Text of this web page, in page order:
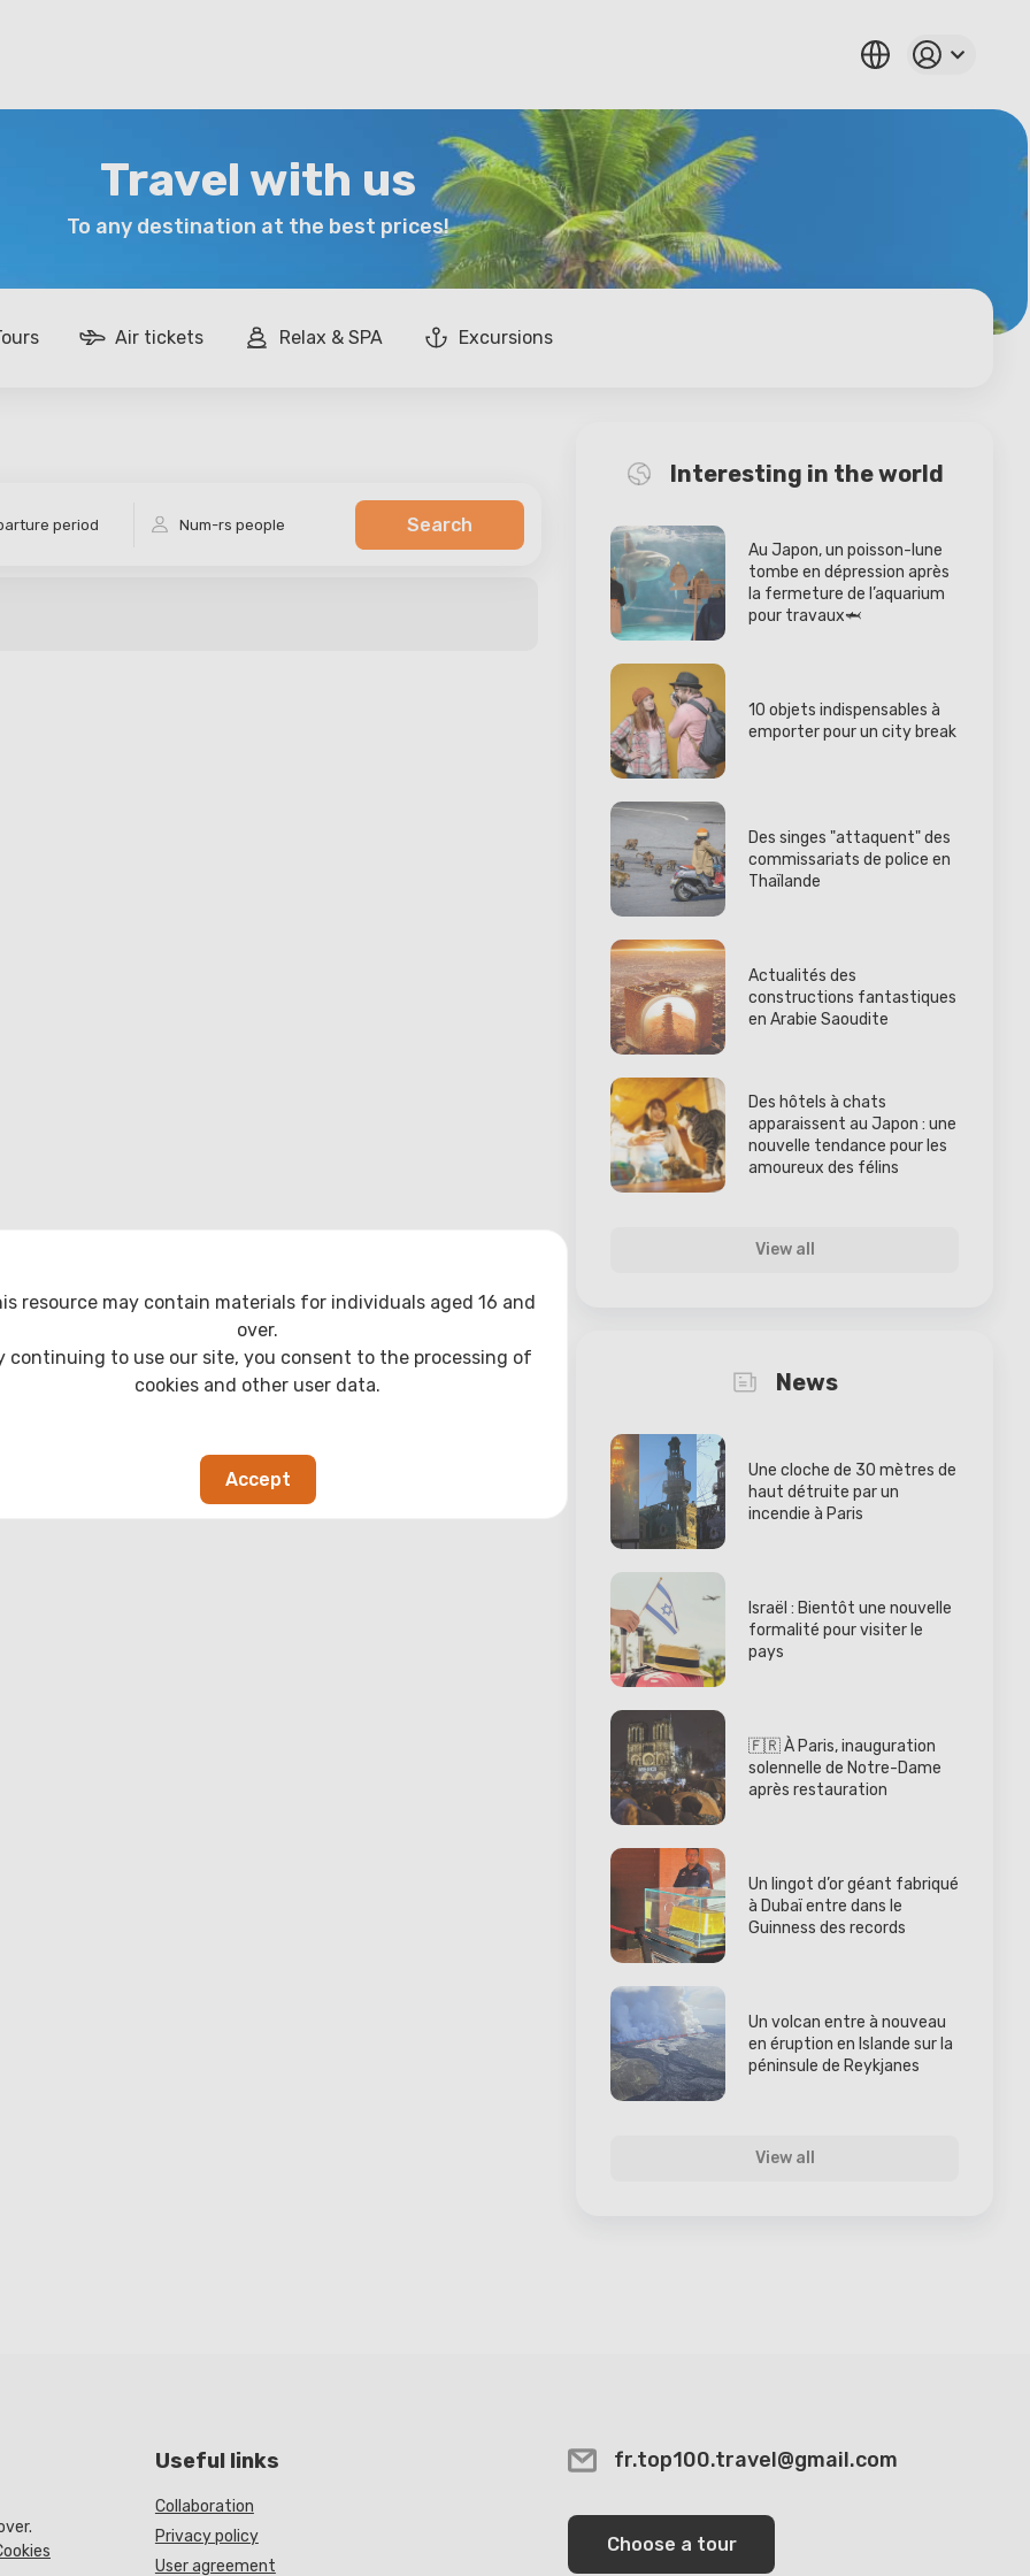
Travel with us
To any destination at the best prices!
Air tickets Relax & SPA Excursions
period Num-rspeople Search
Interesting in the world
Au Japon, un poisson-lune
tombe en dépression après
la fermeture de l’aquarium
pour travaux🦈
10 objets indispensables à
emporter pour un city break
Des singes "attaquent" des
commissariats de police en
Thaïlande
Actualités des
constructions fantastiques
en Arabie Saoudite
Des hôtels à chats
apparaissent au Japon : une
nouvelle tendance pour les
amoureux des félins
View all
News
Une cloche de 30 mètres de
haut détruite par un
incendie à Paris
Israël : Bientôt une nouvelle
formalité pour visiter le
pays
🇫🇷 À Paris, inauguration
solennelle de Notre-Dame
après restauration
Un lingot d’or géant fabriqué
à Dubaï entre dans le
Guinness des records
Un volcan entre à nouveau
en éruption en Islande sur la
péninsule de Reykjanes
View all
Useful links
Collaboration
Privacy policy
User agreement
fr.top100.travel@gmail.com
Choose a tour
resource may contain materials for individuals aged 16 and
over.
continuing to use our site, you consent to the processing of
cookies and other user data.
Accept